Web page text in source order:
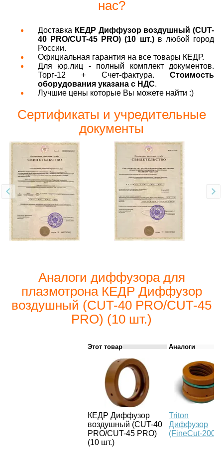
нас?
Доставка КЕДР Диффузор воздушный (CUT-
40 PRO/CUT-45 PRO) (10 шт.)в любой город
России.
Официальная гарантия на все товары КЕДР.
Для юр.лиц - полный комплект документов.
Торг-12 + Счет-фактура. Стоимость
оборудования указана с НДС.
Лучшие цены которые Вы можете найти :)
Сертификаты и учредительные
документы
Аналоги диффузора для
плазмотрона КЕДР Диффузор
воздушный (CUT-40 PRO/CUT-45
PRO) (10 шт.)
Этот товар Аналоги
КЕДР Диффузор
воздушный (CUT-40
PRO/CUT-45 PRO)
(10 шт.)
Triton
Диффузор
(FineCut-200A)